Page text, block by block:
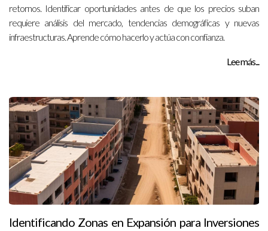
retornos. Identificar oportunidades antes de que los precios suban
requiere análisis del mercado, tendencias demográficas y nuevas
infraestructuras. Aprende cómo hacerlo y actúa con confianza.
Lee más...
Identificando Zonas en Expansión para Inversiones